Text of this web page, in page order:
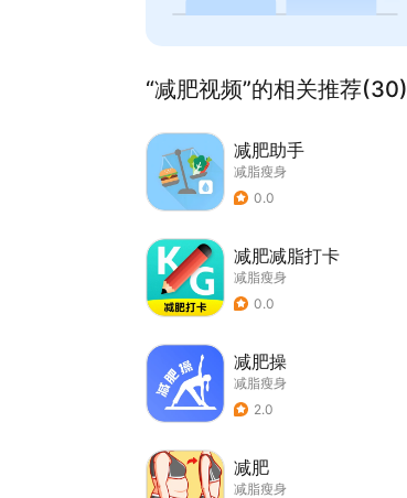
“减肥视频”的相关推荐(30)
减肥助手
减脂瘦身
0.0
减肥减脂打卡
减脂瘦身
0.0
减肥操
减脂瘦身
2.0
减肥
减脂瘦身